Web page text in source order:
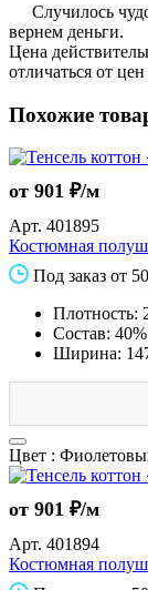
Случилось
вернем деньги.
Цена
отличаться от
Похожие
от 901 ₽/м
Арт. 401895
Костюмная
Под заказ от
Плотность:
Состав:
Ширина:
Цвет :
от 901 ₽/м
Арт. 401894
Костюмная